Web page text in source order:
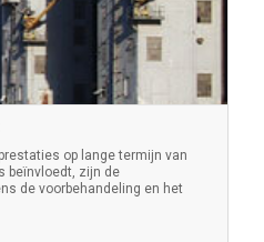
PosiTector
op lange termijn van
beïnvloedt, zijn de
de voorbehandeling en het